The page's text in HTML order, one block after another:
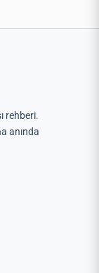
rehberi.
anında